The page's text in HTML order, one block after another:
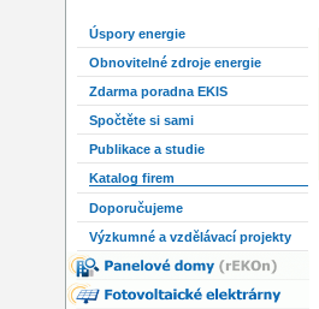
Úspory energie
Obnovitelné zdroje energie
Zdarma poradna EKIS
Spočtěte si sami
Publikace a studie
Katalog firem
Doporučujeme
Výzkumné a vzdělávací projekty